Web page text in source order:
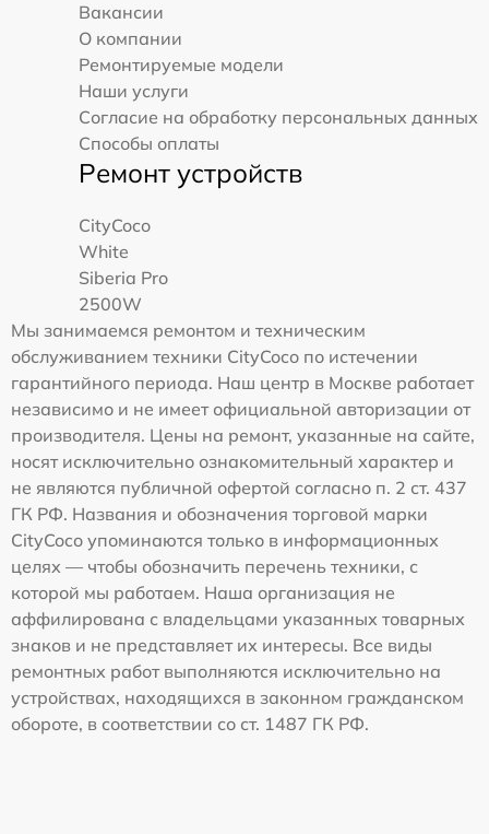
Вакансии
О компании
Ремонтируемые модели
Наши услуги
Согласие на обработку персональных данных
Способы оплаты
Ремонт устройств
CityCoco
White
Siberia Pro
2500W
Мы занимаемся ремонтом и техническим
обслуживанием техники CityCoco по истечении
гарантийного периода. Наш центр в Москве работает
независимо и не имеет официальной авторизации от
производителя. Цены на ремонт, указанные на сайте,
носят исключительно ознакомительный характер и
не являются публичной офертой согласно п. 2 ст. 437
ГК РФ. Названия и обозначения торговой марки
CityCoco упоминаются только в информационных
целях — чтобы обозначить перечень техники, с
которой мы работаем. Наша организация не
аффилирована с владельцами указанных товарных
знаков и не представляет их интересы. Все виды
ремонтных работ выполняются исключительно на
устройствах, находящихся в законном гражданском
обороте, в соответствии со ст. 1487 ГК РФ.